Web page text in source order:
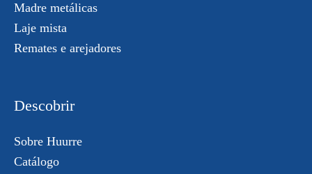
Madre metálicas
Laje mista
Remates e arejadores
Descobrir
Sobre Huurre
Catálogo